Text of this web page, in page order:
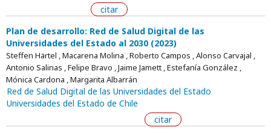
citar
Plan de desarrollo: Red de Salud Digital de las
Universidades del Estado al 2030 (2023)
Steffen Härtel , Macarena Molina , Roberto Campos , Alonso Carvajal ,
Antonio Salinas , Felipe Bravo , Jaime Jamett , Estefanía González ,
Mónica Cardona , Margarita Albarrán
Red de Salud Digital de las Universidades del Estado
Universidades del Estado de Chile
citar